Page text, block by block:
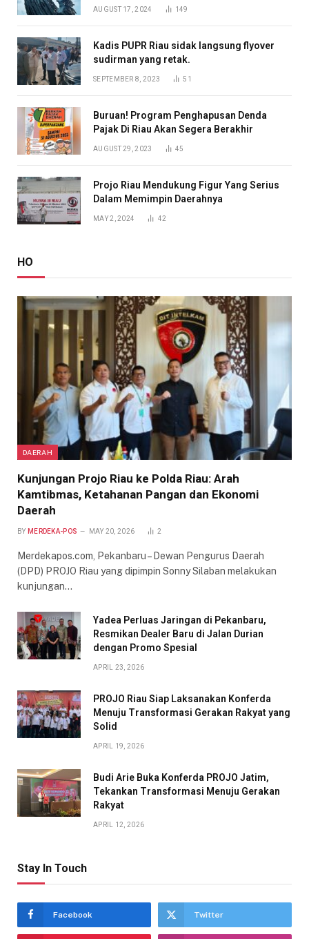
AUGUST 17, 2024 149
Kadis PUPR Riau sidak langsung flyover
sudirman yang retak.
SEPTEMBER 8, 2023 51
Buruan! Program Penghapusan Denda
Pajak Di Riau Akan Segera Berakhir
AUGUST 29, 2023 45
Projo Riau Mendukung Figur Yang Serius
Dalam Memimpin Daerahnya
MAY 2, 2024 42
HO
DAERAH
Kunjungan Projo Riau ke Polda Riau: Arah
Kamtibmas, Ketahanan Pangan dan Ekonomi
Daerah
BY MERDEKA-POS MAY 20, 2026 2
Merdekapos.com, Pekanbaru – Dewan Pengurus Daerah
(DPD) PROJO Riau yang dipimpin Sonny Silaban melakukan
kunjungan…
Yadea Perluas Jaringan di Pekanbaru,
Resmikan Dealer Baru di Jalan Durian
dengan Promo Spesial
APRIL 23, 2026
PROJO Riau Siap Laksanakan Konferda
Menuju Transformasi Gerakan Rakyat yang
Solid
APRIL 19, 2026
Budi Arie Buka Konferda PROJO Jatim,
Tekankan Transformasi Menuju Gerakan
Rakyat
APRIL 12, 2026
Stay In Touch
Facebook Twitter